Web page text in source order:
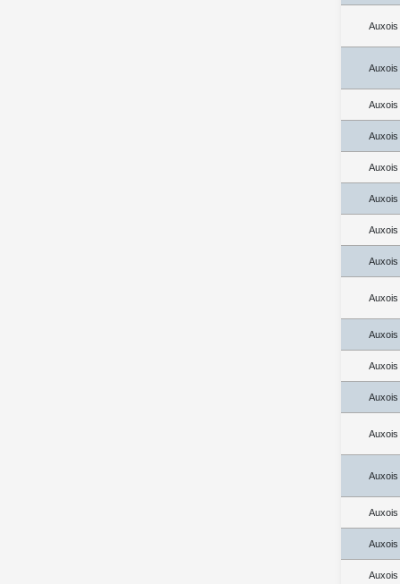
Auxois
Auxois
Auxois
Auxois
Auxois
Auxois
Auxois
Auxois
Auxois
Auxois
Auxois
Auxois
Auxois
Auxois
Auxois
Auxois
Auxois